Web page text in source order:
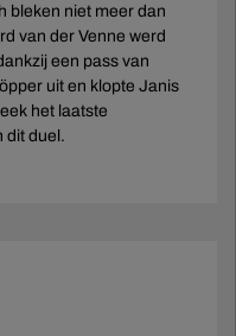
bleken niet meer dan
van der Venne werd
een pass van
uit en klopte Janis
het laatste
dit duel.